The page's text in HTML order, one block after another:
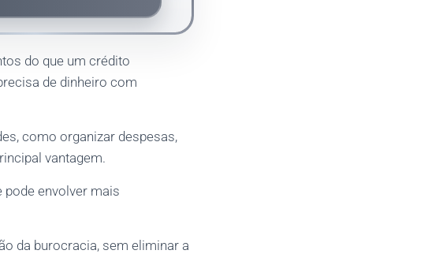
do que um crédito
de dinheiro com
como organizar despesas,
vantagem.
pode envolver mais
da burocracia, sem eliminar a